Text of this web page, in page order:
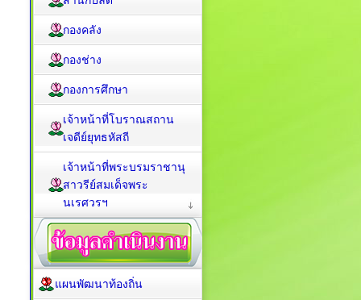
กองคลัง
กองช่าง
กองการศึกษา
เจ้าหน้าที่โบราณสถาน
เจดีย์ยุทธหัสถี
เจ้าหน้าที่พระบรมราชานุ
สาวรีย์สมเด็จพระ
นเรศวรฯ
แผนพัฒนาท้องถิ่น